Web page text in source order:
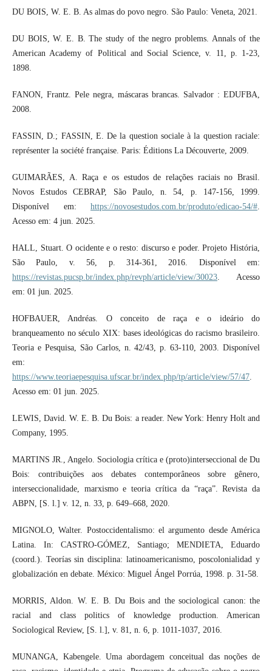
DU BOIS, W. E. B. As almas do povo negro. São Paulo: Veneta, 2021.
DU BOIS, W. E. B. The study of the negro problems. Annals of the
American Academy of Political and Social Science, v. 11, p. 1-23,
1898.
FANON, Frantz. Pele negra, máscaras brancas. Salvador : EDUFBA,
2008.
FASSIN, D.; FASSIN, E. De la question sociale à la question raciale:
représenter la société française. Paris: Éditions La Découverte, 2009.
GUIMARÃES, A. Raça e os estudos de relações raciais no Brasil.
Novos Estudos CEBRAP, São Paulo, n. 54, p. 147-156, 1999.
Disponível em:https://novosestudos.com.br/produto/edicao-54/#
Acesso em: 4 jun. 2025.
HALL, Stuart. O ocidente e o resto: discurso e poder. Projeto História,
São Paulo, v. 56, p. 314-361, 2016. Disponível em:
https://revistas.pucsp.br/index.php/revph/article/view/30023. Acesso
em: 01 jun. 2025.
HOFBAUER, Andréas. O conceito de raça e o ideário do
branqueamento no século XIX: bases ideológicas do racismo brasileiro.
Teoria e Pesquisa, São Carlos, n. 42/43, p. 63-110, 2003. Disponível
em:
https://www.teoriaepesquisa.ufscar.br/index.php/tp/article/view/57/47.
Acesso em: 01 jun. 2025.
LEWIS, David. W. E. B. Du Bois: a reader. New York: Henry Holt and
Company, 1995.
MARTINS JR., Angelo. Sociologia crítica e (proto)interseccional de Du
Bois: contribuições aos debates contemporâneos sobre gênero,
interseccionalidade, marxismo e teoria crítica da “raça”. Revista da
ABPN, [S. l.] v. 12, n. 33, p. 649–668, 2020.
MIGNOLO, Walter. Postoccidentalismo: el argumento desde América
Latina. In: CASTRO-GÓMEZ, Santiago; MENDIETA, Eduardo
(coord.). Teorías sin disciplina: latinoamericanismo, poscolonialidad y
globalización en debate. México: Miguel Ángel Porrúa, 1998. p. 31-58.
MORRIS, Aldon. W. E. B. Du Bois and the sociological canon: the
racial and class politics of knowledge production. American
Sociological Review, [S. l.], v. 81, n. 6, p. 1011-1037, 2016.
MUNANGA, Kabengele. Uma abordagem conceitual das noções de